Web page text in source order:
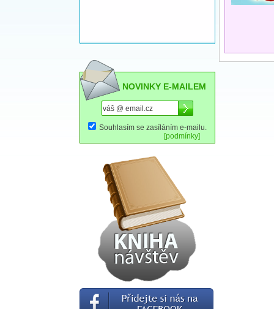
NOVINKY E-MAILEM
Souhlasím se zasíláním e-mailu.
[podmínky]